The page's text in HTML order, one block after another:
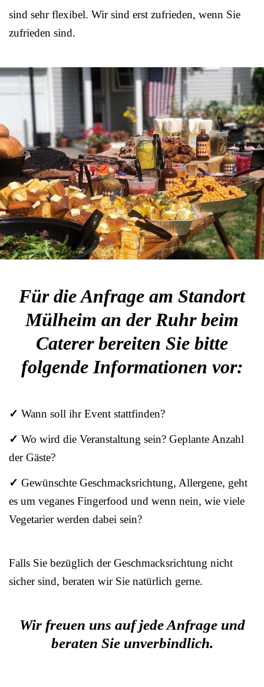
sind sehr flexibel. Wir sind erst zufrieden, wenn Sie
zufrieden sind.
Für die Anfrage am Standort
Mülheim an der Ruhr beim
Caterer bereiten Sie bitte
folgende Informationen vor:
✓ Wann soll ihr Event stattfinden?
✓ Wo wird die Veranstaltung sein? Geplante Anzahl
der Gäste?
✓ Gewünschte Geschmacksrichtung, Allergene, geht
es um veganes Fingerfood und wenn nein, wie viele
Vegetarier werden dabei sein?
Falls Sie bezüglich der Geschmacksrichtung nicht
sicher sind, beraten wir Sie natürlich gerne.
Wir freuen uns auf jede Anfrage und
beraten Sie unverbindlich.